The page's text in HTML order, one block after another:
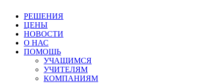
РЕШЕНИЯ
ЦЕНЫ
НОВОСТИ
О НАС
ПОМОЩЬ
УЧАЩИМСЯ
УЧИТЕЛЯМ
КОМПАНИЯМ